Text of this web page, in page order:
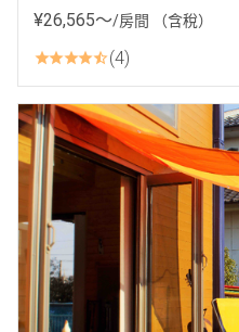
¥26,565〜/房間 （含稅）
4